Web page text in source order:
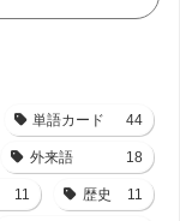
単語カード 44
外来語 18
11 歴史 11